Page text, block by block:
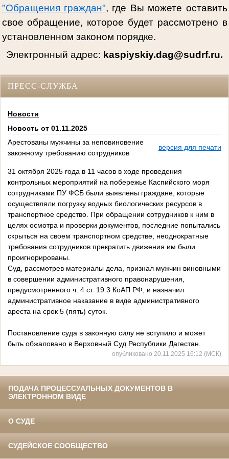
"Обращения граждан", где Вы можете оставить
свое обращение, которое будет рассмотрено в
установленном законом порядке.
Электронный адрес: kaspiyskiy.dag@sudrf.ru.
ПРЕСС-СЛУЖБА
Новости
Новость от 01.11.2025
Арестованы мужчины за неповиновение
законному требованию сотрудников
версия для печати
31 октября 2025 года в 11 часов в ходе проведения
контрольных мероприятий на побережье Каспийского моря
сотрудниками ПУ ФСБ были выявлены граждане, которые
осуществляли погрузку водных биологических ресурсов в
транспортное средство. При обращении сотрудников к ним в
целях осмотра и проверки документов, последние попытались
скрыться на своем транспортном средстве, неоднократные
требования сотрудников прекратить движения им были
проигнорированы.
Суд, рассмотрев материалы дела, признал мужчин виновными
в совершении административного правонарушения,
предусмотренного ч. 4 ст. 19.3 КоАП РФ, и назначил
административное наказание в виде административного
ареста на срок 5 (пять) суток.
Постановление суда в законную силу не вступило и может
быть обжаловано в Верховный Суд Республики Дагестан.
опубликовано 20.11.2025 16:12 (МСК)
ПОДАЧА ПРОЦЕССУАЛЬНЫХ ДОКУМЕНТОВ В
ЭЛЕКТРОННОМ ВИДЕ
О СУДЕ
СУДЕЙСКОЕ СООБЩЕСТВО